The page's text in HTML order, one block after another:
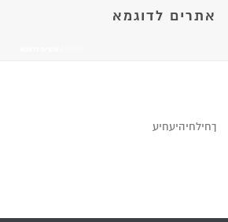
אתרים לדוגמא
ךחילחיהיעחיע